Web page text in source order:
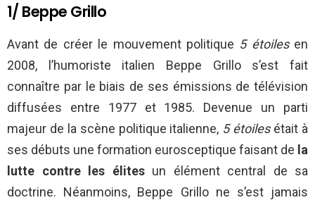
1/ Beppe Grillo
Avant de créer le mouvement politique 5 étoiles en
2008, l’humoriste italien Beppe Grillo s’est fait
connaître par le biais de ses émissions de télévision
diffusées entre 1977 et 1985. Devenue un parti
majeur de la scène politique italienne, 5 étoiles était à
ses débuts une formation eurosceptique faisant de la
lutte contre les élitesun élément central de sa
doctrine. Néanmoins, Beppe Grillo ne s’est jamais